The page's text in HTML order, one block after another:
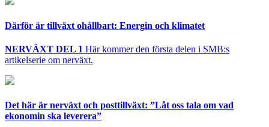
Därför är tillväxt ohållbart: Energin och klimatet
NERVÄXT DEL 1 Här kommer den första delen i SMB:s
artikelserie om nerväxt.
Det här är nerväxt och posttillväxt: ”Låt oss tala om vad
ekonomin ska leverera”